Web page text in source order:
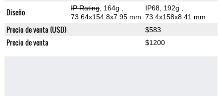
Diseño IP Rating, 164g
73.64x154.8x7.95 mm
IP68, 192g
73.4x158x8.41 mm
Precio de venta (USD) $583
Precio de venta $1200